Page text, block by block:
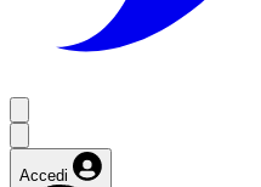
Accedi